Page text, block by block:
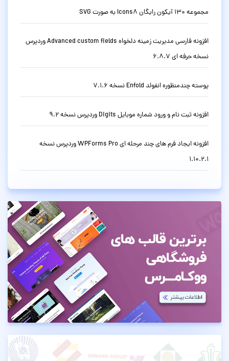
مجموعه 130 آیکون رایگان Icons8 به صورت SVG
افزونه فارسی مدیریت زمینه دلخواه Advanced custom fields وردپرس
نسخه حرفه ای 6.8.7
پوسته چندمنظوره انفولد Enfold نسخه 7.1.6
افزونه ثبت نام و ورود شماره موبایل Digits وردپرس نسخه 9.2
افزونه ایجاد فرم های چند مرحله ای WPForms Pro وردپرس نسخه
1.10.2.1